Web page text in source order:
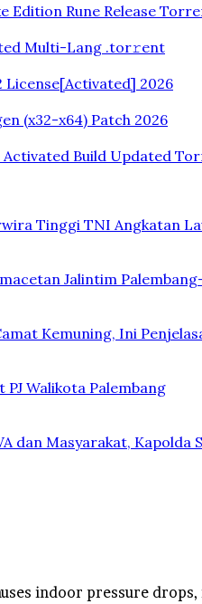
Edition Rune Release
Multi-Lang .tоr𝚛еnt
License[Activated] 2026
(x32-x64) Patch 2026
Activated Build Updated
Tinggi TNI Angkatan
Jalintim
Kemuning, Ini
PJ Walikota Palembang
dan Masyarakat, Kapolda
indoor pressure drops,